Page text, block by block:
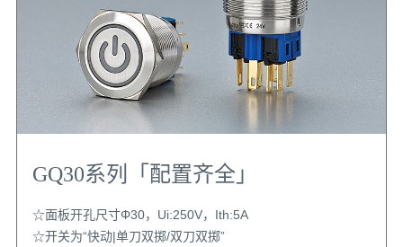
GQ30系列「配置齐全」
☆面板开孔尺寸Φ30，Ui:250V，Ith:5A
☆开关为“快动|单刀双掷/双刀双掷”